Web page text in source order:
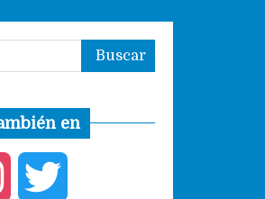
en